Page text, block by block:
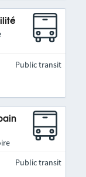
Public transit
Public transit